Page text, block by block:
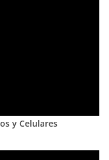
y Celulares